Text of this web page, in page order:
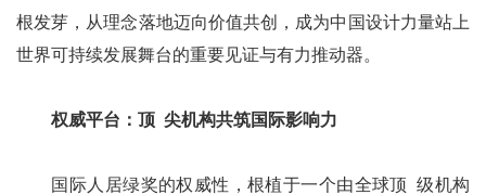
根发芽，从理念落地迈向价值共创，成为中国设计力量站上
世界可持续发展舞台的重要见证与有力推动器。
权威平台：顶 尖机构共筑国际影响力
国际人居绿奖的权威性，根植于一个由全球顶 级机构